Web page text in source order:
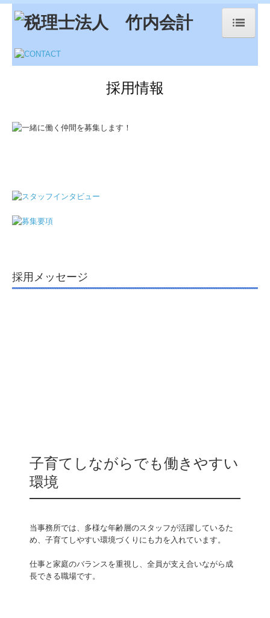
ホーム
スタッフ紹介
採用情報
採用メッセージ
子育てしながらでも働きやすい
環境
当事務所では、多様な年齢層のスタッフが活躍しているた
め、子育てしやすい環境づくりにも力を入れています。
仕事と家庭のバランスを重視し、全員が支え合いながら成
長できる職場です。